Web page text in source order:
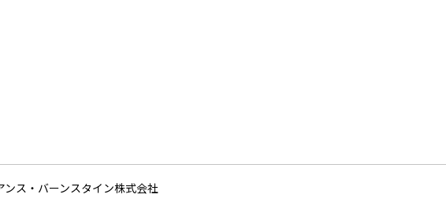
ンス・バーンスタイン株式会社